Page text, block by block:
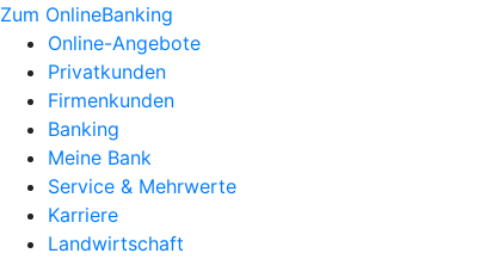
Zum OnlineBanking
Online-Angebote
Privatkunden
Firmenkunden
Banking
Meine Bank
Service & Mehrwerte
Karriere
Landwirtschaft